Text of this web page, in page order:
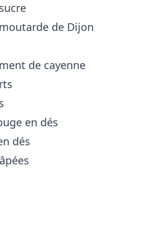
de Dijon
de cayenne
en dés
dés